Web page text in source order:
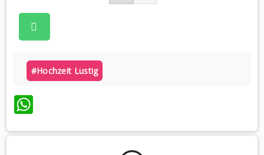
#hochzeit Lustig
WhatsApp